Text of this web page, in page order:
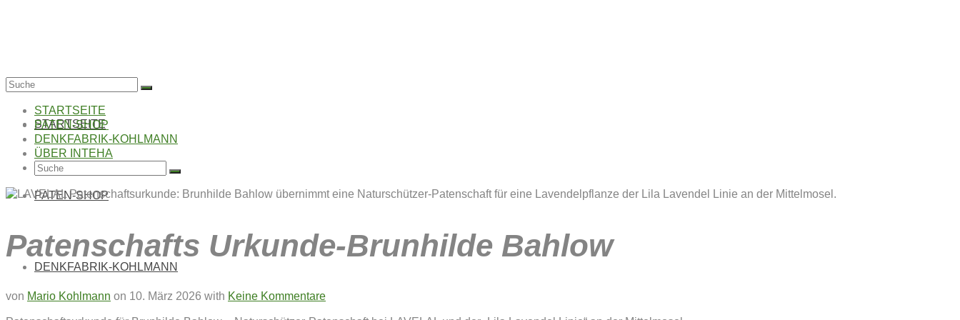
STARTSEITE
PATEN-SHOP
DENKFABRIK-KOHLMANN
Suche
STARTSEITE
PATEN-SHOP
DENKFABRIK-KOHLMANN
ÜBER INTEHA
Suche
Patenschafts Urkunde-Brunhilde Bahlow
von Mario Kohlmann on 10. März 2026 with Keine Kommentare